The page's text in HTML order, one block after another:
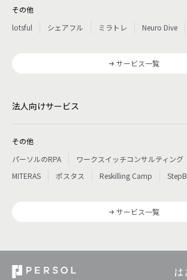
その他
lotsful
シェアフル ミラトレ Neuro Dive
サービス一覧
法人向けサービス
その他
パーソルのRPA
ワークスイッチコンサルティング
MITERAS
ポスタス Reskilling Camp
サービス一覧